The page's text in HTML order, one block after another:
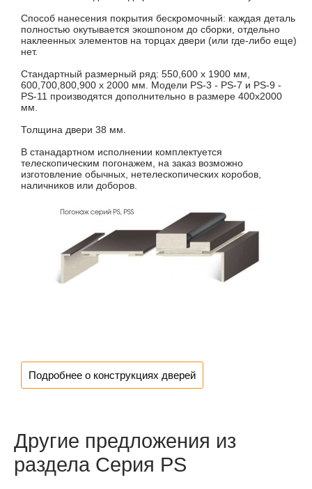
Способ нанесения покрытия бескромочный: каждая деталь
полностью окутывается экошпоном до сборки, отдельно
наклеенных элементов на торцах двери (или где-либо еще)
нет.
Стандартный размерный ряд: 550,600 х 1900 мм,
600,700,800,900 х 2000 мм. Модели PS-3 - PS-7 и PS-9 -
PS-11 производятся дополнительно в размере 400х2000
мм.
Толщина двери 38 мм.
В станадартном исполнении комплектуется
телескопическим погонажем, на заказ возможно
изготовление обычных, нетелескопических коробов,
наличников или доборов.
Подробнее о конструкциях дверей
Другие предложения из
раздела Серия PS